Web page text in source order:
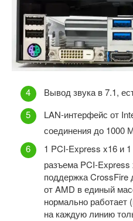
Вывод звука в 7.1,
LAN-интерфейс от
соединения до 1000
1 PCI-Express x16 и
разъема PCI-
поддержка CrossFire
от AMD в единый
нормально работает
на каждую линию